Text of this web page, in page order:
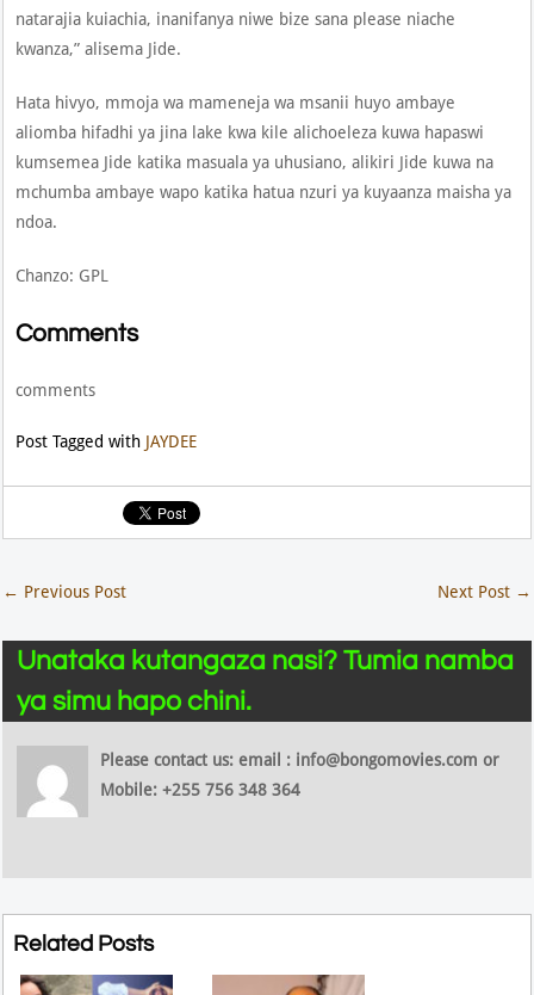
natarajia kuiachia, inanifanya niwe bize sana please niache
kwanza,” alisema Jide.
Hata hivyo, mmoja wa mameneja wa msanii huyo ambaye
aliomba hifadhi ya jina lake kwa kile alichoeleza kuwa hapaswi
kumsemea Jide katika masuala ya uhusiano, alikiri Jide kuwa na
mchumba ambaye wapo katika hatua nzuri ya kuyaanza maisha ya
ndoa.
Chanzo: GPL
Comments
comments
Post Tagged with JAYDEE
← Previous Post Next Post →
Unataka kutangaza nasi? Tumia namba
ya simu hapo chini.
Please contact us: email : info@bongomovies.com or
Mobile: +255 756 348 364
Related Posts